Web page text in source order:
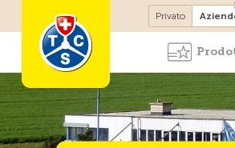
Diventare socio
Privato